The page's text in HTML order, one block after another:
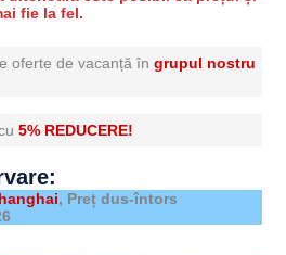
fie la fel.
oferte de vacanță în grupul nostru
5% REDUCERE!
, Preț dus-întors